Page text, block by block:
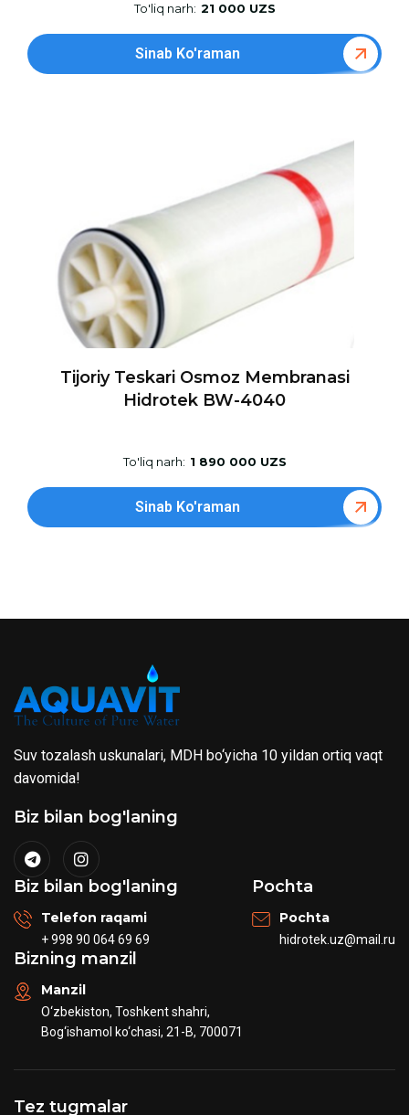
To'liq narh: 21 000 UZS
Sinab Ko'raman
Tijoriy Teskari Osmoz Membranasi
Hidrotek BW-4040
To'liq narh: 1 890 000 UZS
Sinab Ko'raman
Suv tozalash uskunalari, MDH bo‘yicha 10 yildan ortiq vaqt
davomida!
Biz bilan bog'laning
Biz bilan bog'laning
Telefon raqami
+ 998 90 064 69 69
Pochta
Pochta
hidrotek.uz@mail.ru
Bizning manzil
Manzil
O‘zbekiston, Toshkent shahri,
Bog‘ishamol ko‘chasi, 21-B, 700071
Tez tugmalar